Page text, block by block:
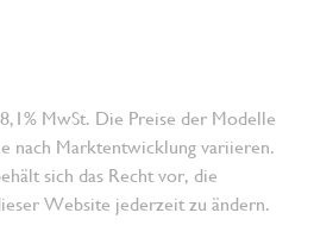
MwSt. Die Preise der Modelle
nach Marktentwicklung variieren.
sich das Recht vor, die
Website jederzeit zu ändern.